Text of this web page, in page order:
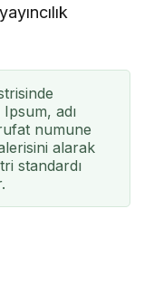
adı
numune
alarak
standardı